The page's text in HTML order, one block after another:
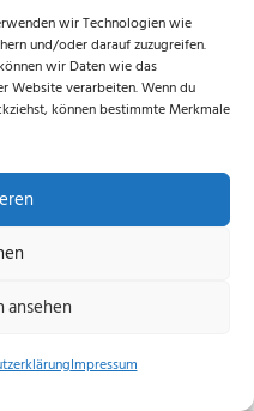
wir Technologien wie
und/oder darauf zuzugreifen.
wir Daten wie das
Website verarbeiten. Wenn du
können bestimmte Merkmale
Impressum
Next article
Impressum